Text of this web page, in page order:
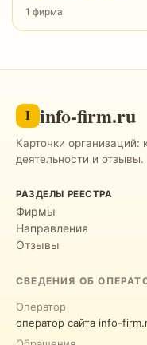
1 фирма
I info-firm.ru
Карточки организаций:
деятельности и отзывы.
РАЗДЕЛЫ РЕЕСТРА
Фирмы
Направления
Отзывы
СВЕДЕНИЯ ОБ
Оператор
оператор сайта info-